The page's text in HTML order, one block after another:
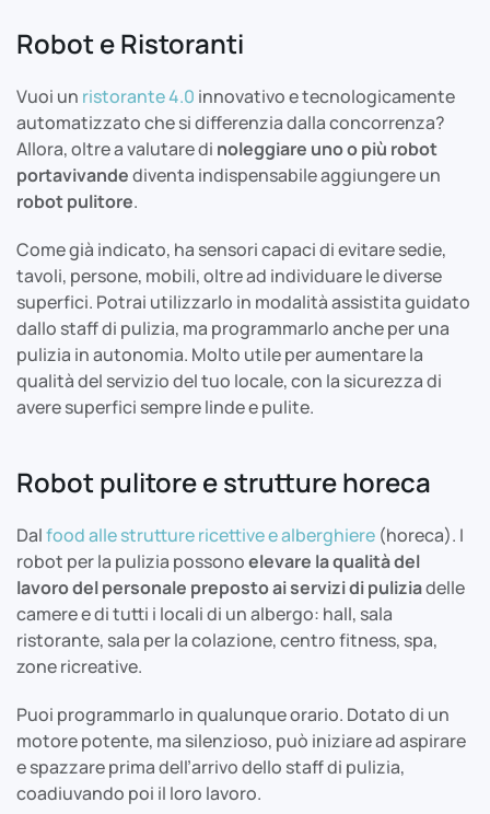
Robot e Ristoranti
Vuoi un ristorante 4.0 innovativo e tecnologicamente
automatizzato che si differenzia dalla concorrenza?
Allora, oltre a valutare di noleggiare uno o più robot
portavivandediventa indispensabile aggiungere un
robot pulitore.
Come già indicato, ha sensori capaci di evitare sedie,
tavoli, persone, mobili, oltre ad individuare le diverse
superfici. Potrai utilizzarlo in modalità assistita guidato
dallo staff di pulizia, ma programmarlo anche per una
pulizia in autonomia. Molto utile per aumentare la
qualità del servizio del tuo locale, con la sicurezza di
avere superfici sempre linde e pulite.
Robot pulitore e strutture horeca
Dalfood alle strutture ricettive e alberghiere (horeca). I
robot per la pulizia possonoelevare la qualità del
lavoro del personale preposto ai servizi di puliziadelle
camere e di tutti i locali di un albergo: hall, sala
ristorante, sala per la colazione, centro fitness, spa,
zone ricreative.
Puoi programmarlo in qualunque orario. Dotato di un
motore potente, ma silenzioso, può iniziare ad aspirare
e spazzare prima dell’arrivo dello staff di pulizia,
coadiuvando poi il loro lavoro.